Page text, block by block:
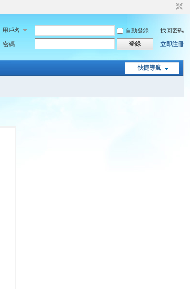
用戶名 自動登錄
找回密碼
密碼
登錄 立即註冊
快捷導航